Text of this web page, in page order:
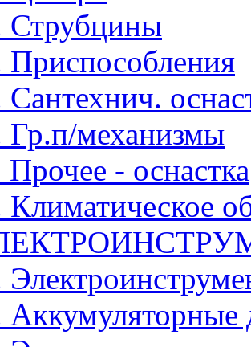
Струбцины
Приспособления
Сантехнич.
Гр.п/механизмы
Прочее - оснастка
Климатическое
Аккумуляторные